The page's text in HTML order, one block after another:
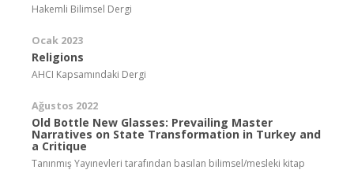
Hakemli Bilimsel Dergi
Ocak 2023
Religions
AHCI Kapsamındaki Dergi
Ağustos 2022
Old Bottle New Glasses: Prevailing Master
Narratives on State Transformation in Turkey and
a Critique
Tanınmış Yayınevleri tarafından basılan bilimsel/mesleki kitap